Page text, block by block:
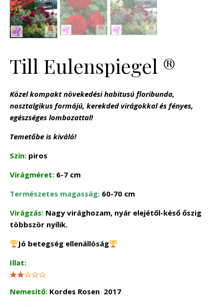
Till Eulenspiegel ®
Közel kompakt növekedési habitusú floribunda,
nosztalgikus formájú, kerekded virágokkal és fényes,
egészséges lombozattal!
Temetőbe is kiváló!
Szín: piros
Virágméret: 6-7 cm
Természetes magasság: 60-70 cm
Virágzás: Nagy virághozam, nyár elejétől-késő őszig
többször nyílik.
Jó betegség ellenállóság
Illat:
Nemesítő: Kordes Rosen 2017